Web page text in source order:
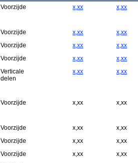
Voorzijde x,xx x,xx
Voorzijde x,xx x,xx
Voorzijde x,xx x,xx
Voorzijde x,xx x,xx
Verticale
delen
x,xx x,xx
Voorzijde x,xx x,xx
Voorzijde x,xx x,xx
Voorzijde x,xx x,xx
Voorzijde x,xx x,xx